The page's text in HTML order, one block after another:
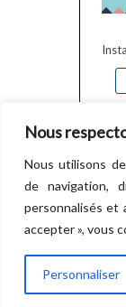
Nous
Nous utilisons
de navigation,
personnalisés et
accepter », vous
Personnaliser